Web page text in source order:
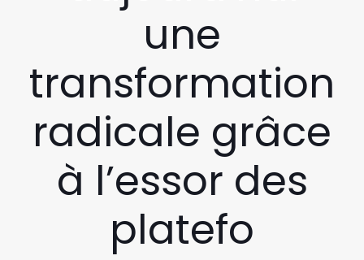
une
transformation
radicale grâce
à l’essor des
platefo